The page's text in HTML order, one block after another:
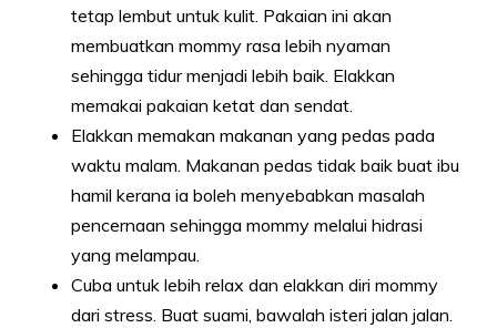
tetap lembut untuk kulit. Pakaian ini akan
membuatkan mommy rasa lebih nyaman
sehingga tidur menjadi lebih baik. Elakkan
memakai pakaian ketat dan sendat.
Elakkan memakan makanan yang pedas pada
waktu malam. Makanan pedas tidak baik buat ibu
hamil kerana ia boleh menyebabkan masalah
pencernaan sehingga mommy melalui hidrasi
yang melampau.
Cuba untuk lebih relax dan elakkan diri mommy
dari stress. Buat suami, bawalah isteri jalan jalan.